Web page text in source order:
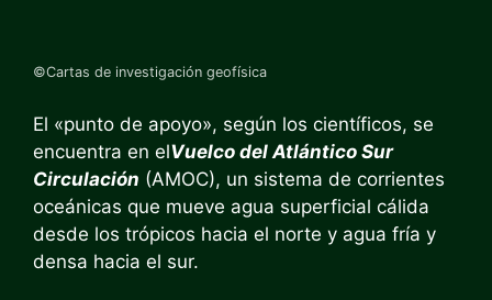
©Cartas de investigación geofísica
El «punto de apoyo», según los científicos, se
encuentra en elVuelco del Atlántico Sur
Circulación (AMOC), un sistema de corrientes
oceánicas que mueve agua superficial cálida
desde los trópicos hacia el norte y agua fría y
densa hacia el sur.